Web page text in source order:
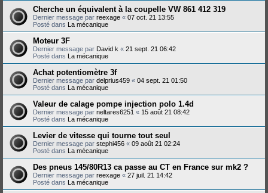
Cherche un équivalent à la coupelle VW 861 412 319
Dernier message par reexage « 07 oct. 21 13:55
Posté dans La mécanique
Moteur 3F
Dernier message par David k « 21 sept. 21 06:42
Posté dans La mécanique
Achat potentiomètre 3f
Dernier message par delprius459 « 04 sept. 21 01:50
Posté dans La mécanique
Valeur de calage pompe injection polo 1.4d
Dernier message par neltares6251 « 15 août 21 08:42
Posté dans La mécanique
Levier de vitesse qui tourne tout seul
Dernier message par stephi456 « 09 août 21 02:24
Posté dans La mécanique
Des pneus 145/80R13 ca passe au CT en France sur mk2 ?
Dernier message par reexage « 27 juil. 21 14:42
Posté dans La mécanique